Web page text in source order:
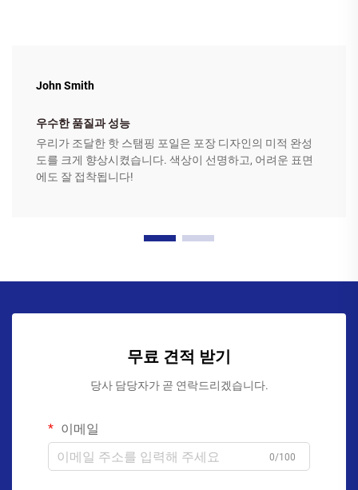
John Smith
우수한 품질과 성능
우리가 조달한 핫 스탬핑 포일은 포장 디자인의 미적 완성
도를 크게 향상시켰습니다. 색상이 선명하고, 어려운 표면
에도 잘 접착됩니다!
무료 견적 받기
당사 담당자가 곧 연락드리겠습니다.
이메일
0/100